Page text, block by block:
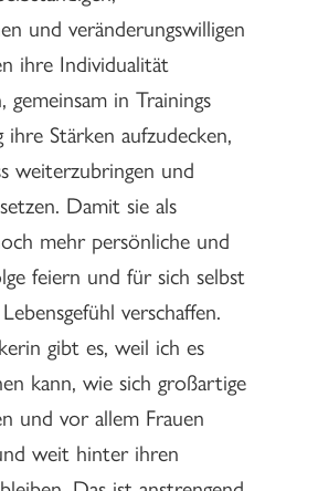
und veränderungswilligen
ihre Individualität
gemeinsam in Trainings
Stärken aufzudecken,
weiterzubringen und
Damit sie als
mehr persönliche und
feiern und für sich selbst
verschaffen.
gibt es, weil ich es
kann, wie sich großartige
und vor allem Frauen
weit hinter ihren